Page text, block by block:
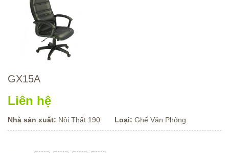
GX15A
Liên hệ
Nhà sản xuất: Nội Thất 190 Loại: Ghế Văn Phòng